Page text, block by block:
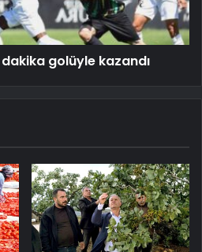
golüyle kazandı